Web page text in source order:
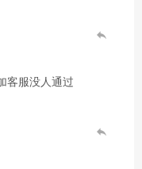
客服没人通过